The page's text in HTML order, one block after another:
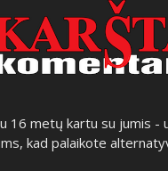
16 metų kartu su jumis -
kad palaikote